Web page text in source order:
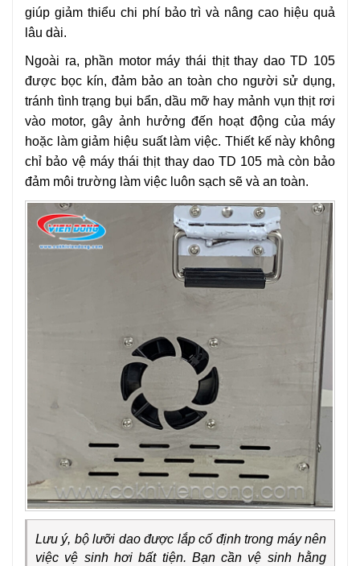
giúp giảm thiểu chi phí bảo trì và nâng cao hiệu quả
lâu dài.
Ngoài ra, phần motor máy thái thịt thay dao TD 105
được bọc kín, đảm bảo an toàn cho người sử dụng,
tránh tình trạng bụi bẩn, dầu mỡ hay mảnh vụn thịt rơi
vào motor, gây ảnh hưởng đến hoạt động của máy
hoặc làm giảm hiệu suất làm việc. Thiết kế này không
chỉ bảo vệ máy thái thịt thay dao TD 105 mà còn bảo
đảm môi trường làm việc luôn sạch sẽ và an toàn.
Lưu ý, bộ lưỡi dao được lắp cố định trong máy nên
việc vệ sinh hơi bất tiện. Bạn cần vệ sinh hằng